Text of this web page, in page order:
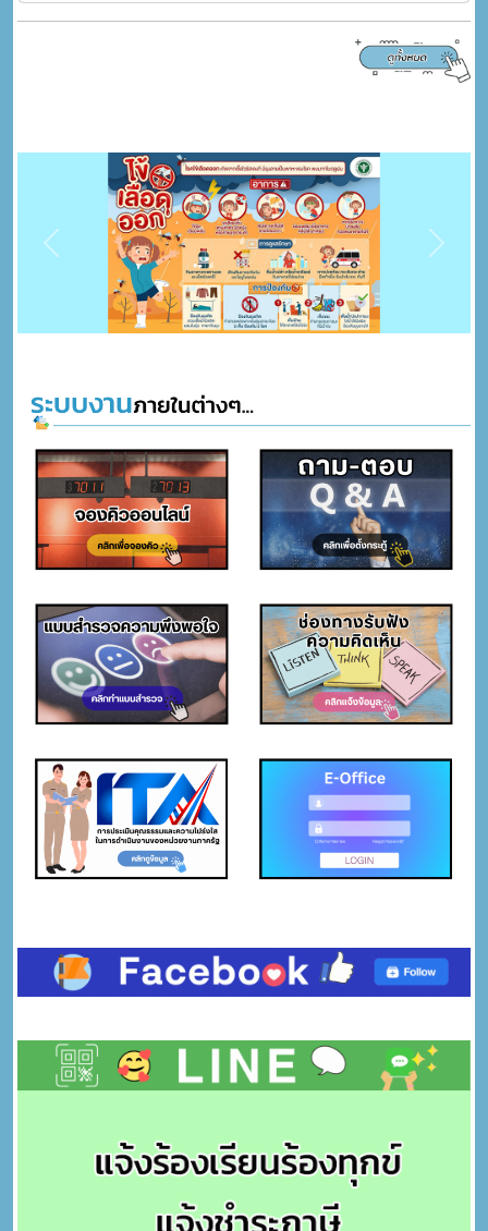
Previous Next